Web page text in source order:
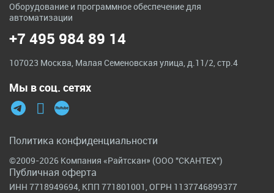
Оборудование и программное обеспечение для
автоматизации
+7 495 984 89 14
107023 Москва, Малая Семеновская улица, д.11/2, стр.4
Мы в соц. сетях
©2009-2026 Компания «Райтскан» (ООО "СКАНТЕХ")
Политика конфиденциальности
ИНН 7718949694, КПП 771801001, ОГРН 1137746899377
Публичная оферта